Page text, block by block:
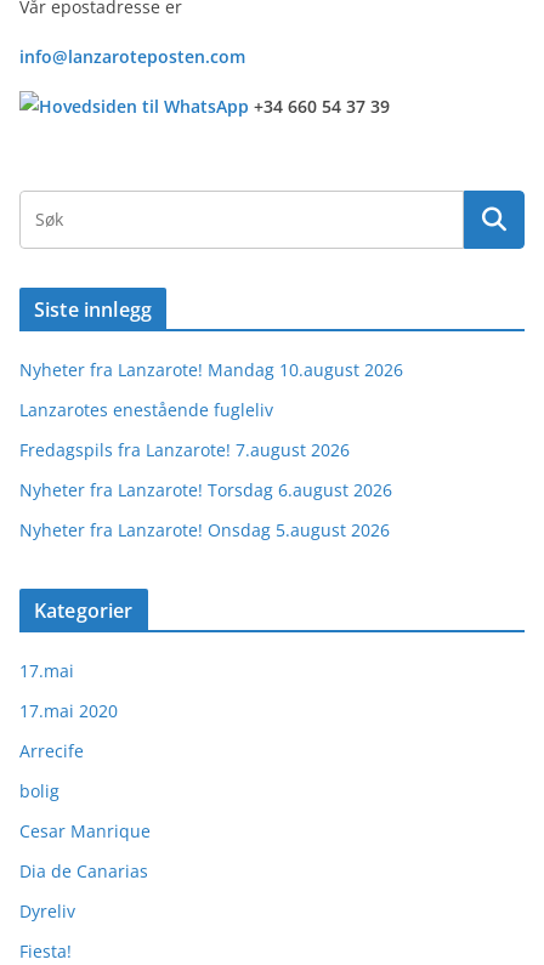
Vår epostadresse er
info@lanzaroteposten.com
+34 660 54 37 39
Siste innlegg
Nyheter fra Lanzarote! Mandag 10.august 2026
Lanzarotes enestående fugleliv
Fredagspils fra Lanzarote! 7.august 2026
Nyheter fra Lanzarote! Torsdag 6.august 2026
Nyheter fra Lanzarote! Onsdag 5.august 2026
Kategorier
17.mai
17.mai 2020
Arrecife
bolig
Cesar Manrique
Dia de Canarias
Dyreliv
Fiesta!